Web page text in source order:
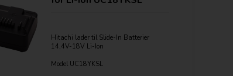
Hitachi lader til Slide-In Batterier
14,4V-18V Li-Ion
Model UC18YKSL